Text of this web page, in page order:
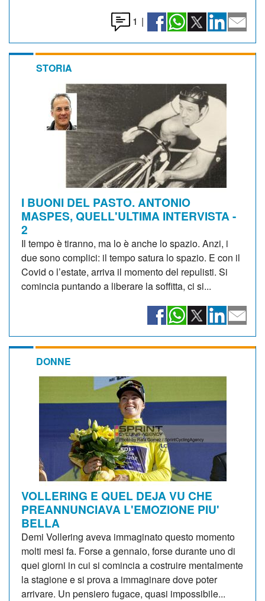
1 |
STORIA
I BUONI DEL PASTO. ANTONIO
MASPES, QUELL'ULTIMA INTERVISTA -
2
Il tempo è tiranno, ma lo è anche lo spazio. Anzi, i
due sono complici: il tempo satura lo spazio. E con il
Covid o l’estate, arriva il momento del repulisti. Si
comincia puntando a liberare la soffitta, ci si...
DONNE
VOLLERING E QUEL DEJA VU CHE
PREANNUNCIAVA L'EMOZIONE PIU'
BELLA
Demi Vollering aveva immaginato questo momento
molti mesi fa. Forse a gennaio, forse durante uno di
quei giorni in cui si comincia a costruire mentalmente
la stagione e si prova a immaginare dove poter
arrivare. Un pensiero fugace, quasi impossibile...